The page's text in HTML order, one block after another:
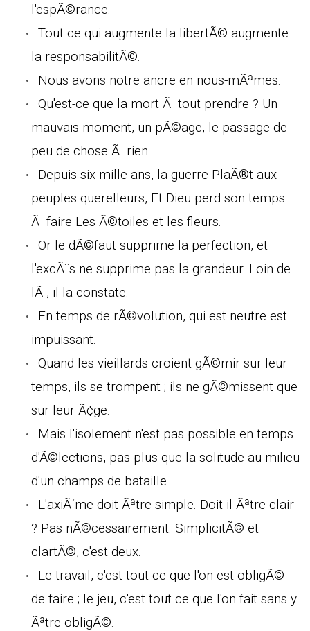
l'espÃ©rance.
Tout ce qui augmente la libertÃ© augmente
la responsabilitÃ©.
Nous avons notre ancre en nous-mÃªmes.
Qu'est-ce que la mort Ã tout prendre ? Un
mauvais moment, un pÃ©age, le passage de
peu de chose Ã rien.
Depuis six mille ans, la guerre PlaÃ®t aux
peuples querelleurs, Et Dieu perd son temps
Ã faire Les Ã©toiles et les fleurs.
Or le dÃ©faut supprime la perfection, et
l'excÃ¨s ne supprime pas la grandeur. Loin de
lÃ , il la constate.
En temps de rÃ©volution, qui est neutre est
impuissant.
Quand les vieillards croient gÃ©mir sur leur
temps, ils se trompent ; ils ne gÃ©missent que
sur leur Ã¢ge.
Mais l'isolement n'est pas possible en temps
d'Ã©lections, pas plus que la solitude au milieu
d'un champs de bataille.
L'axiÃ´me doit Ãªtre simple. Doit-il Ãªtre clair
? Pas nÃ©cessairement. SimplicitÃ© et
clartÃ©, c'est deux.
Le travail, c'est tout ce que l'on est obligÃ©
de faire ; le jeu, c'est tout ce que l'on fait sans y
Ãªtre obligÃ©.